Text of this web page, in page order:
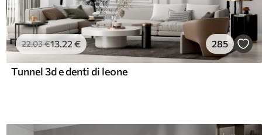
22.03€13.22 € 285
Tunnel 3d e denti di leone